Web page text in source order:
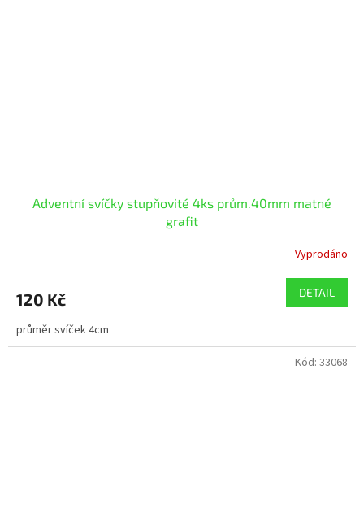
Adventní svíčky stupňovité 4ks prům.40mm matné
grafit
Vyprodáno
120 Kč DETAIL
průměr svíček 4cm
Kód: 33068